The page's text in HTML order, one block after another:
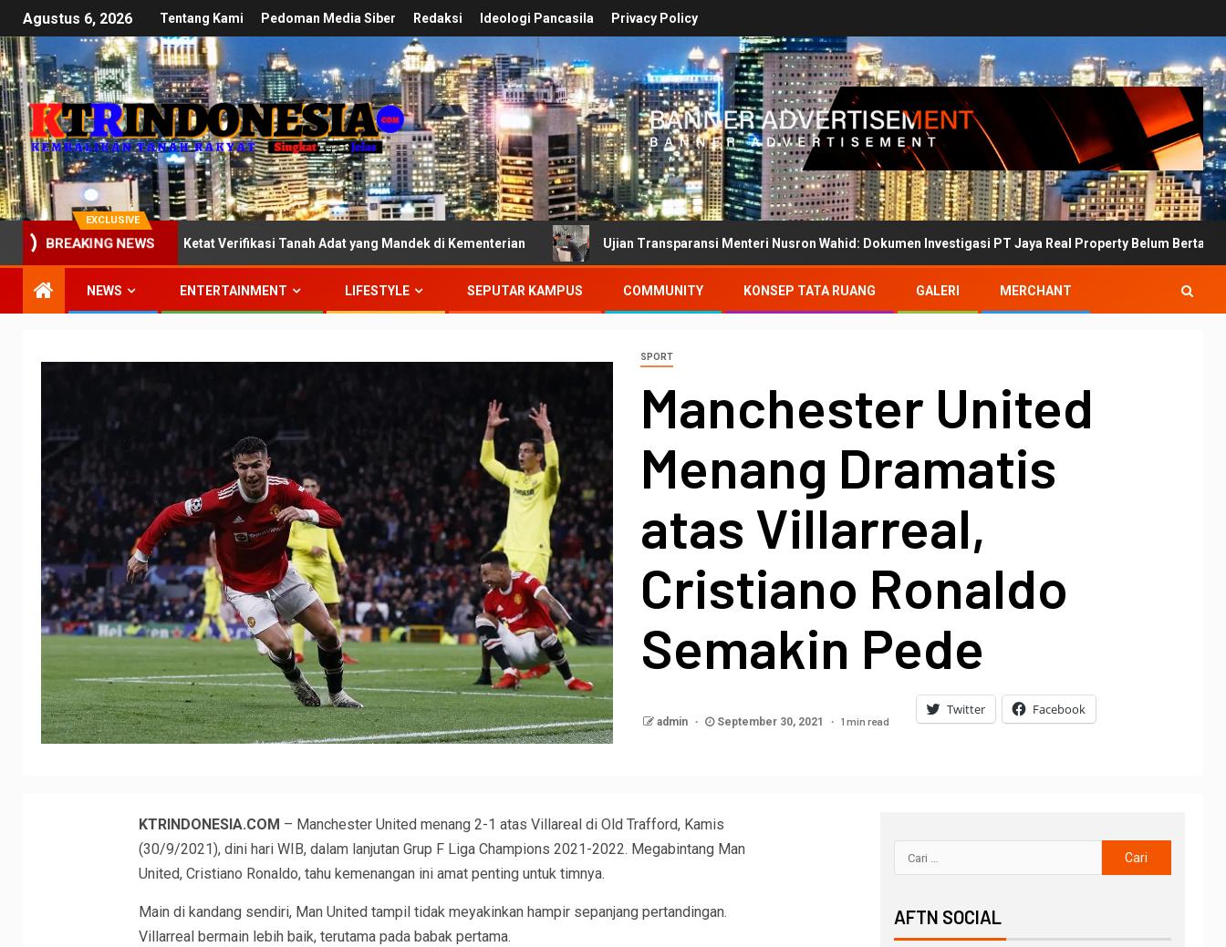
Agustus 6, 2026 Tentang Kami Pedoman Media Siber Redaksi Ideologi Pancasila Privacy Policy
EXCLUSIVE
BREAKING NEWS
DPR: Kawal Ketat Verifikasi Tanah Adat yang Mandek di Kementerian Ujian Transparansi Menteri Nusron Wahid: Dokumen Investigasi PT Jaya Real Property Belum Bertanda Tangan
NEWS ENTERTAINMENT LIFESTYLE SEPUTAR KAMPUS COMMUNITY KONSEP TATA RUANG GALERI MERCHANT
SPORT
Manchester United
Menang Dramatis
atas Villarreal,
Cristiano Ronaldo
Semakin Pede
admin September 30, 2021 1 min read
Twitter Facebook
KTRINDONESIA.COM – Manchester United menang 2-1 atas Villareal di Old Trafford, Kamis
(30/9/2021), dini hari WIB, dalam lanjutan Grup F Liga Champions 2021-2022. Megabintang Man
United, Cristiano Ronaldo, tahu kemenangan ini amat penting untuk timnya.
Main di kandang sendiri, Man United tampil tidak meyakinkan hampir sepanjang pertandingan.
Villarreal bermain lebih baik, terutama pada babak pertama.
AFTN SOCIAL